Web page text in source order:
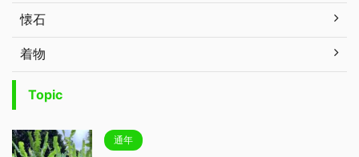
懐石
着物
Topic
通年